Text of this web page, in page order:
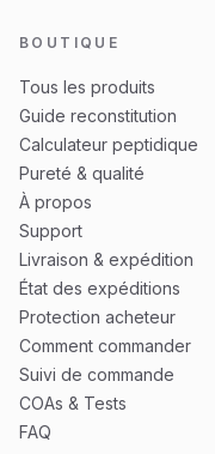
BOUTIQUE
Tous les produits
Guide reconstitution
Calculateur peptidique
Pureté & qualité
À propos
Support
Livraison & expédition
État des expéditions
Protection acheteur
Comment commander
Suivi de commande
COAs & Tests
FAQ